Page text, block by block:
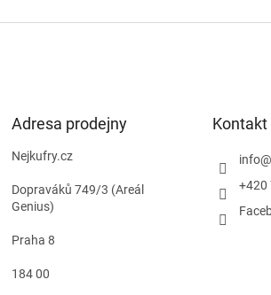
Adresa prodejny
Nejkufry.cz
Dopraváků 749/3 (Areál
Genius)
Praha 8
184 00
Kontakt
info@
+420